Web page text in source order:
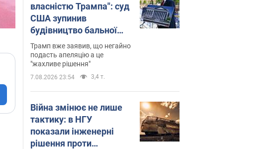
власністю Трампа": суд
США зупинив
будівництво бальної
зали за $400 млн
Трамп вже заявив, що негайно
подасть апеляцію а це
"жахливе рішення"
7.08.2026 23:54 3,4 т.
Війна змінює не лише
тактику: в НГУ
показали інженерні
рішення проти